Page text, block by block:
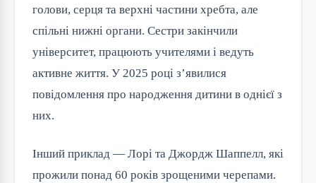
голови, серця та верхні частини хребта, але
спільні нижні органи. Сестри закінчили
університет, працюють учителями і ведуть
активне життя. У 2025 році з’явилися
повідомлення про народження дитини в однієї з
них.
Інший приклад — Лорі та Джордж Шаппелл, які
прожили понад 60 років зрощеними черепами.